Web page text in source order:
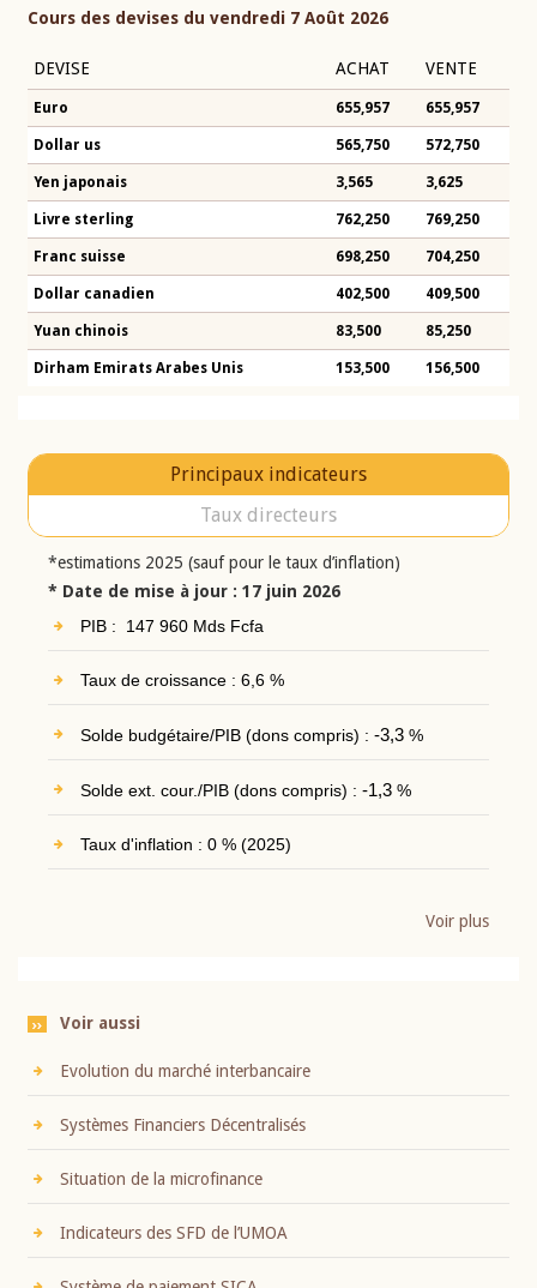
Cours des devises du vendredi 7 Août 2026
DEVISE ACHAT VENTE
Euro 655,957 655,957
Dollar us 565,750 572,750
Yen japonais 3,565 3,625
Livre sterling 762,250 769,250
Franc suisse 698,250 704,250
Dollar canadien 402,500 409,500
Yuan chinois 83,500 85,250
Dirham Emirats Arabes Unis 153,500 156,500
Principaux indicateurs
Taux directeurs
*estimations 2025 (sauf pour le taux d’inflation)
* Date de mise à jour : 17 juin 2026
PIB : 147 960 Mds Fcfa
Taux de croissance : 6,6 %
Solde budgétaire/PIB (dons compris) : -3,3%
Solde ext. cour./PIB (dons compris) : -1,3%
Taux d'inflation : 0 % (2025)
Voir plus
Voir aussi
Evolution du marché interbancaire
Systèmes Financiers Décentralisés
Situation de la microfinance
Indicateurs des SFD de l’UMOA